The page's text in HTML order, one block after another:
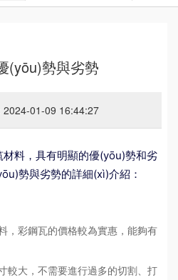
(yōu)勢與劣勢
2024-01-09 16:44:27
料，具有明顯的優(yōu)勢和劣
勢與劣勢的詳細(xì)介紹：
，彩鋼瓦的價格較為實惠，能夠有
較大，不需要進行過多的切割、打